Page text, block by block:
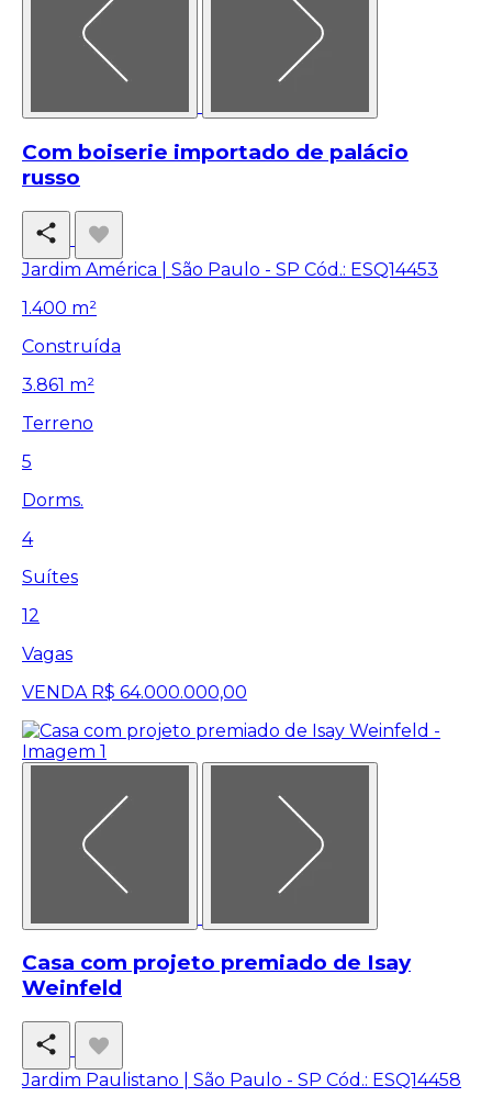
Com boiserie importado de palácio
russo
Jardim América | São Paulo - SP Cód.: ESQ14453
1.400 m²
Construída
3.861 m²
Terreno
5
Dorms.
4
Suítes
12
Vagas
VENDA R$ 64.000.000,00
Casa com projeto premiado de Isay
Weinfeld
Jardim Paulistano | São Paulo - SP Cód.: ESQ14458